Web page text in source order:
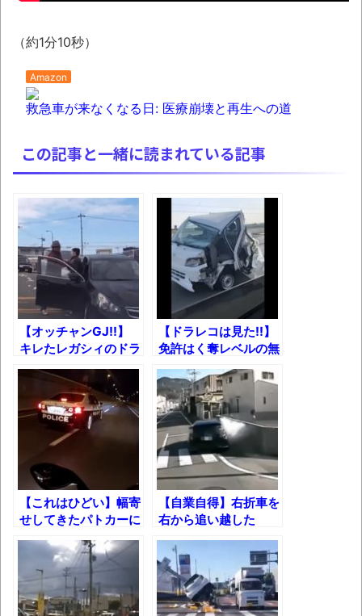
い」雑魚寝も…避難所めぐる格差とか れいわ
年ジャンプ」発行部数が初の100万部割れと
か 「プチプチ」川上産業が「プチプチ株式会
社」に社名変更とか
「これで11万取られたの!?」あるX民が玄関
ドアノブの修理を頼んだら…とんでもない事に
なった
「題名のない音楽会」ゲーム音楽批判から
36年 ～因果な逆転劇～
50歳になりました
凡庸な悪
お前らの身体の悩み教えてくれ
『FF15』が発売10周年！ノクティスフィギ
ュアなどが当たる記念くじが登場です
みんななんだかんだ言ってお金持ってんじ
ゃん
「アメリカのヤンキーがアジア人にケンカ
を売った結果ｗｗｗ」 ほか
【読書感想】山野辺太郎『いつか深い穴に
映画ちいかわ観に行ったので感想を書きま
す(若干ネタバレあり) 26/07/25
（約1分10秒）
Amazon
救急車が来なくなる日: 医療崩壊と再生への道
この記事と一緒に読まれている記事
【オッチャンGJ!!】
キレたレガシィのドラ
イバーにくだった天罰
【ドラレコは見た!!】
免許はく奪レベルの無
謀な運転をするドライ
バーたち【おまけ付
き】
【これはひどい】幅寄
せしてきたパトカーに
「てめぇナメてんじゃ
ねえぞ！」と暴言吐か
れた結果!!
【自業自得】右折車を
右から追い越した
DQN車の末路ｗｗｗ